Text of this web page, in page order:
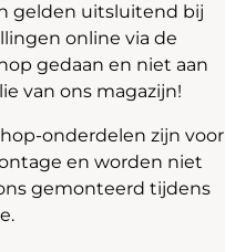
gelden uitsluitend bij
online via de
gedaan en niet aan
van ons magazijn!
onderdelen zijn voor
en worden niet
gemonteerd tijdens